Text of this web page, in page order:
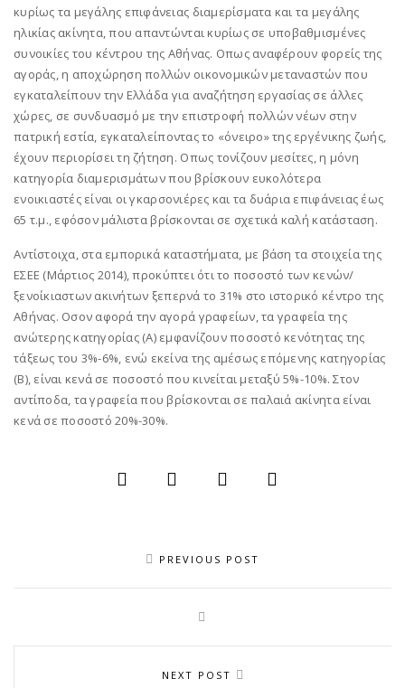
κυρίως τα μεγάλης επιφάνειας διαμερίσματα και τα μεγάλης
ηλικίας ακίνητα, που απαντώνται κυρίως σε υποβαθμισμένες
συνοικίες του κέντρου της Αθήνας. Οπως αναφέρουν φορείς της
αγοράς, η αποχώρηση πολλών οικονομικών μεταναστών που
εγκαταλείπουν την Ελλάδα για αναζήτηση εργασίας σε άλλες
χώρες, σε συνδυασμό με την επιστροφή πολλών νέων στην
πατρική εστία, εγκαταλείποντας το «όνειρο» της εργένικης ζωής,
έχουν περιορίσει τη ζήτηση. Οπως τονίζουν μεσίτες, η μόνη
κατηγορία διαμερισμάτων που βρίσκουν ευκολότερα
ενοικιαστές είναι οι γκαρσονιέρες και τα δυάρια επιφάνειας έως
65 τ.μ., εφόσον μάλιστα βρίσκονται σε σχετικά καλή κατάσταση.
Αντίστοιχα, στα εμπορικά καταστήματα, με βάση τα στοιχεία της
ΕΣΕΕ (Μάρτιος 2014), προκύπτει ότι το ποσοστό των κενών/
ξενοίκιαστων ακινήτων ξεπερνά το 31% στο ιστορικό κέντρο της
Αθήνας. Οσον αφορά την αγορά γραφείων, τα γραφεία της
ανώτερης κατηγορίας (Α) εμφανίζουν ποσοστό κενότητας της
τάξεως του 3%-6%, ενώ εκείνα της αμέσως επόμενης κατηγορίας
(Β), είναι κενά σε ποσοστό που κινείται μεταξύ 5%-10%. Στον
αντίποδα, τα γραφεία που βρίσκονται σε παλαιά ακίνητα είναι
κενά σε ποσοστό 20%-30%.
PREVIOUS POST
NEXT POST